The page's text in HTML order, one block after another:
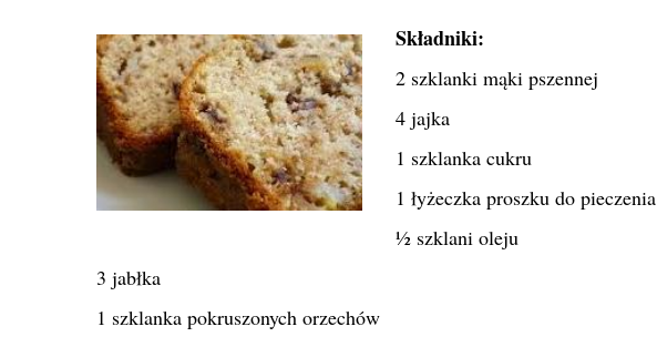
Składniki:
2 szklanki mąki pszennej
4 jajka
1 szklanka cukru
1 łyżeczka proszku do pieczenia
½ szklani oleju
3 jabłka
1 szklanka pokruszonych orzechów